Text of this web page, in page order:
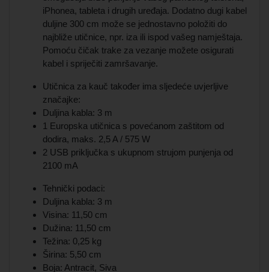
iPhonea, tableta i drugih uređaja. Dodatno dugi kabel
duljine 300 cm može se jednostavno položiti do
najbliže utičnice, npr. iza ili ispod vašeg namještaja.
Pomoću čičak trake za vezanje možete osigurati
kabel i spriječiti zamršavanje.
Utičnica za kauč također ima sljedeće uvjerljive
značajke:
Duljina kabla: 3 m
1 Europska utičnica s povećanom zaštitom od
dodira, maks. 2,5 A / 575 W
2 USB priključka s ukupnom strujom punjenja od
2100 mA
Tehnički podaci:
Duljina kabla: 3 m
Visina: 11,50 cm
Dužina: 11,50 cm
Težina: 0,25 kg
Širina: 5,50 cm
Boja: Antracit, Siva